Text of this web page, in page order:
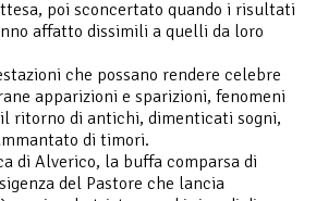
poi sconcertato quando i risultati
affatto dissimili a quelli da loro
che possano rendere celebre
apparizioni e sparizioni, fenomeni
ritorno di antichi, dimenticati sogni,
di timori.
di Alverico, la buffa comparsa di
del Pastore che lancia